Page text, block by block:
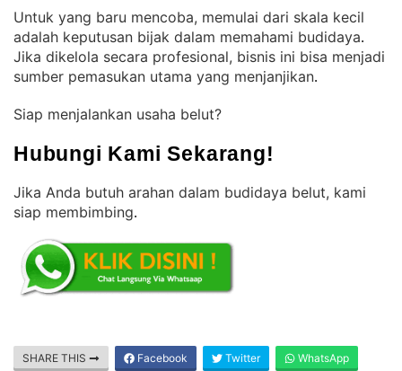
Untuk yang baru mencoba, memulai dari skala kecil
adalah keputusan bijak dalam memahami budidaya
Jika dikelola secara profesional, bisnis ini bisa menjadi
sumber pemasukan utama yang menjanjikan.
Siap menjalankan usaha belut?
Hubungi Kami Sekarang!
Jika Anda butuh arahan dalam budidaya belut, kami
siap membimbing.
SHARE THIS Facebook Twitter WhatsApp